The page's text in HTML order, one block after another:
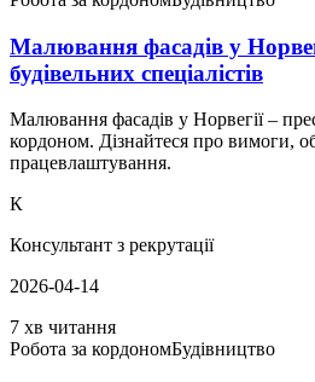
Малювання фасадів у
будівельних спеціалістів
Малювання фасадів у Норвегії –
кордоном. Дізнайтеся про вимоги,
працевлаштування.
К
Консультант з рекрутації
2026-04-14
7 хв читання
Робота за кордономБудівництво